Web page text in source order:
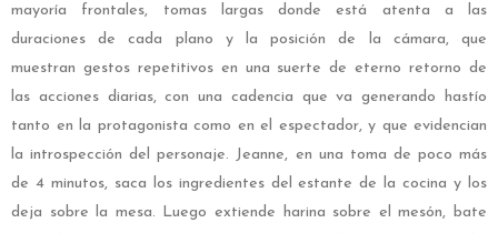
mayoría frontales, tomas largas donde está atenta a las
duraciones de cada plano y la posición de la cámara, que
muestran gestos repetitivos en una suerte de eterno retorno de
las acciones diarias, con una cadencia que va generando hastío
tanto en la protagonista como en el espectador, y que evidencian
la introspección del personaje. Jeanne, en una toma de poco más
de 4 minutos, saca los ingredientes del estante de la cocina y los
deja sobre la mesa. Luego extiende harina sobre el mesón, bate